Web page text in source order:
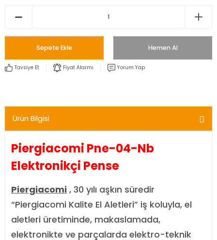
Sepete Ekle Hemen Al
Tavsiye Et Fiyat Alarmı Yorum Yap
Ürün Bilgisi
Piergiacomi Pne-04-Nb
Elektronikçi Pense
Piergiacomi , 30 yılı aşkın süredir
“Piergiacomi Kalite El Aletleri” iş koluyla, el
aletleri üretiminde, makaslamada,
elektronikte ve parçalarda elektro-teknik